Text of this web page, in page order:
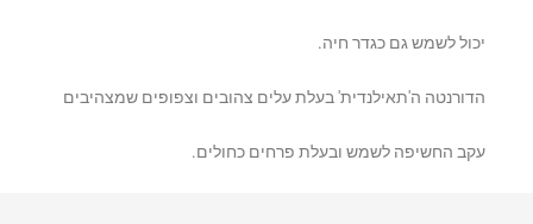
יכול לשמש גם כגדר חיה.
הדורנטה ה'תאילנדית' בעלת עלים צהובים וצפופים שמצהיבים
עקב החשיפה לשמש ובעלת פרחים כחולים.